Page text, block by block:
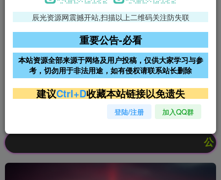
免费领支付宝红包
腾讯轻量4核4G3M服务器38元/
阿里云2核2G200M服务器68元/
年
雨云高防免备案服务器
超低价文字广告位招租 超低价文字广告位招租
超低价文字广告位招租
公告
辰光资源网震撼开站,扫描以上二维码关注防失联
重要公告-必看
本站资源全部来源于网络及用户投稿，仅供大家学习与参
考，切勿用于非法用途，如有侵权请联系站长删除
建议Ctrl+D收藏本站链接以免遗失
登陆/注册 加入QQ群